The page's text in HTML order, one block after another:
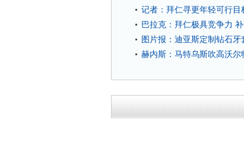
记者：拜仁寻更年轻可行目
巴拉克：拜仁极具竞争力
图片报：迪亚斯定制钻石牙
赫内斯：马特乌斯吹高沃尔